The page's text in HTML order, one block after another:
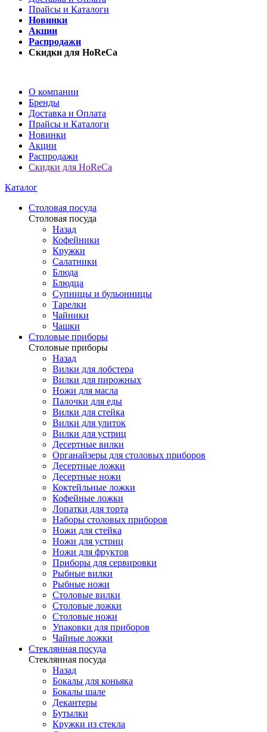
Прайсы и Каталоги
Новинки
Акции
Распродажи
Скидки для HoReCa
О компании
Бренды
Доставка и Оплата
Прайсы и Каталоги
Новинки
Акции
Распродажи
Скидки для HoReCa
Каталог
Столовая посуда
Столовая посуда
Назад
Кофейники
Кружки
Салатники
Блюда
Блюдца
Супницы и бульонницы
Тарелки
Чайники
Чашки
Cтоловые приборы
Cтоловые приборы
Назад
Вилки для лобстера
Вилки для пирожных
Ножи для масла
Палочки для еды
Вилки для стейка
Вилки для улиток
Вилки для устриц
Десертные вилки
Органайзеры для столовых приборов
Десертные ложки
Десертные ножи
Коктейльные ложки
Кофейные ложки
Лопатки для торта
Наборы столовых приборов
Ножи для стейка
Ножи для устриц
Ножи для фруктов
Приборы для сервировки
Рыбные вилки
Рыбные ножи
Столовые вилки
Столовые ложки
Столовые ножи
Упаковки для приборов
Чайные ложки
Стеклянная посуда
Стеклянная посуда
Назад
Бокалы для коньяка
Бокалы шале
Декантеры
Бутылки
Кружки из стекла